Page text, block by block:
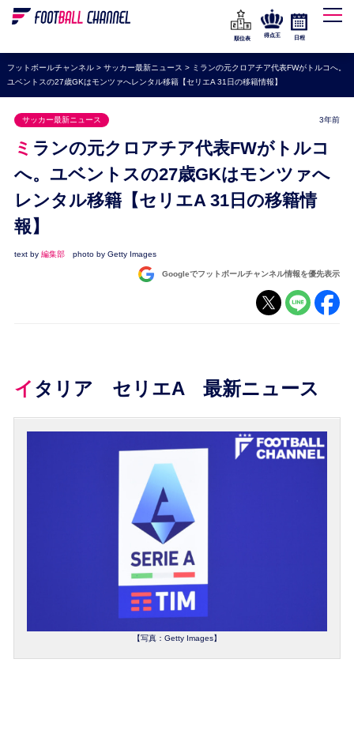
WEリーグ
海外サッカー
プレミアリーグ
ラ・リーガ
セリエA
ブンデスリーガ
UEFA
高校サッカー
順位表
得点王 日程
フットボールチャンネル> サッカー最新ニュース > ミランの元クロアチア代表FWがトルコへ。
ユベントスの27歳GKはモンツァへレンタル移籍【セリエA 31日の移籍情報】
サッカー最新ニュース 3年前
ミランの元クロアチア代表FWがトルコ
へ。ユベントスの27歳GKはモンツァへ
レンタル移籍【セリエA 31日の移籍情
報】
text by 編集部 photo by Getty Images
Googleでフットボールチャンネル情報を優先表示
イタリア セリエA 最新ニュース
【写真：Getty Images】